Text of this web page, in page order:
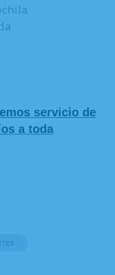
servicio de
a toda